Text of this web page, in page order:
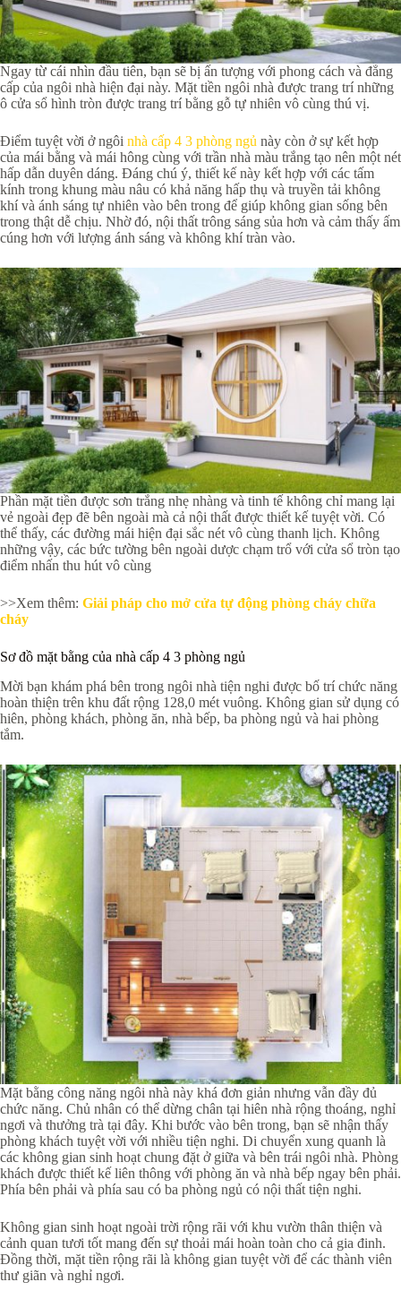
Ngay từ cái nhìn đầu tiên, bạn sẽ bị ấn tượng với phong cách và đẳng
cấp của ngôi nhà hiện đại này. Mặt tiền ngôi nhà được trang trí những
ô cửa sổ hình tròn được trang trí bằng gỗ tự nhiên vô cùng thú vị.
Điểm tuyệt vời ở ngôi nhà cấp 4 3 phòng ngủ này còn ở sự kết hợp
của mái bằng và mái hông cùng với trần nhà màu trắng tạo nên một nét
hấp dẫn duyên dáng. Đáng chú ý, thiết kế này kết hợp với các tấm
kính trong khung màu nâu có khả năng hấp thụ và truyền tải không
khí và ánh sáng tự nhiên vào bên trong để giúp không gian sống bên
trong thật dễ chịu. Nhờ đó, nội thất trông sáng sủa hơn và cảm thấy ấm
cúng hơn với lượng ánh sáng và không khí tràn vào.
Phần mặt tiền được sơn trắng nhẹ nhàng và tinh tế không chỉ mang lại
vẻ ngoài đẹp đẽ bên ngoài mà cả nội thất được thiết kế tuyệt vời. Có
thể thấy, các đường mái hiện đại sắc nét vô cùng thanh lịch. Không
những vậy, các bức tường bên ngoài dược chạm trổ với cửa sổ tròn tạo
điểm nhấn thu hút vô cùng
>>Xem thêm: Giải pháp cho mở cửa tự động phòng cháy chữa
cháy
Sơ đồ mặt bằng của nhà cấp 4 3 phòng ngủ
Mời bạn khám phá bên trong ngôi nhà tiện nghi được bố trí chức năng
hoàn thiện trên khu đất rộng 128,0 mét vuông. Không gian sử dụng có
hiên, phòng khách, phòng ăn, nhà bếp, ba phòng ngủ và hai phòng
tắm.
Mặt bằng công năng ngôi nhà này khá đơn giản nhưng vẫn đầy đủ
chức năng. Chủ nhân có thể dừng chân tại hiên nhà rộng thoáng, nghỉ
ngơi và thưởng trà tại đây. Khi bước vào bên trong, bạn sẽ nhận thấy
phòng khách tuyệt vời với nhiều tiện nghi. Di chuyển xung quanh là
các không gian sinh hoạt chung đặt ở giữa và bên trái ngôi nhà. Phòng
khách được thiết kế liên thông với phòng ăn và nhà bếp ngay bên phải.
Phía bên phải và phía sau có ba phòng ngủ có nội thất tiện nghi.
Không gian sinh hoạt ngoài trời rộng rãi với khu vườn thân thiện và
cảnh quan tươi tốt mang đến sự thoải mái hoàn toàn cho cả gia đinh.
Đồng thời, mặt tiền rộng rãi là không gian tuyệt vời để các thành viên
thư giãn và nghỉ ngơi.